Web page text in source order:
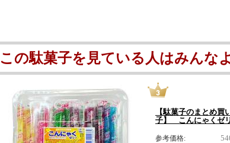
この駄菓子を見ている人はみんな
【駄菓子のまとめ
子】 こんにゃくゼ
参考価格: